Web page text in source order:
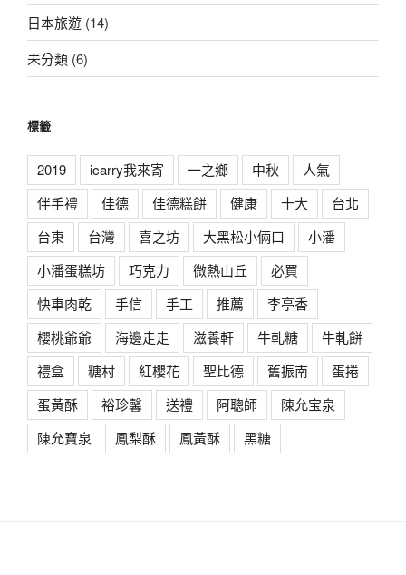
日本旅遊 (14)
未分類 (6)
標籤
2019 icarry我來寄 一之鄉 中秋
人氣
伴手禮
佳德 佳德糕餅 健康 十大
台北
台東
台灣 喜之坊 大黑松小倆口
小潘
小潘蛋糕坊
巧克力 微熱山丘
必買
快車肉乾
手信 手工 推薦
李亭香
櫻桃爺爺
海邊走走 滋養軒 牛軋糖
牛軋餅
禮盒
糖村 紅櫻花 聖比德 舊振南
蛋捲
蛋黃酥
裕珍馨 送禮 阿聰師
陳允宝泉
陳允寶泉
鳳梨酥 鳳黃酥 黑糖